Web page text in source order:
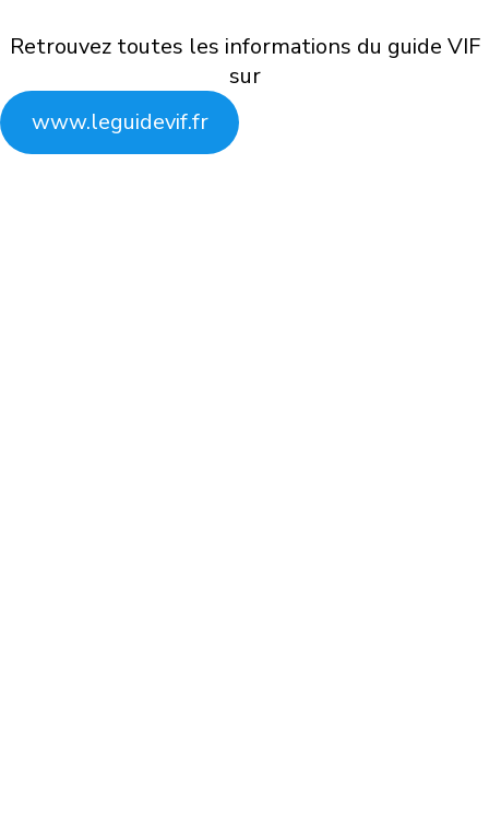
Retrouvez toutes les informations du guide VIF
sur
www.leguidevif.fr